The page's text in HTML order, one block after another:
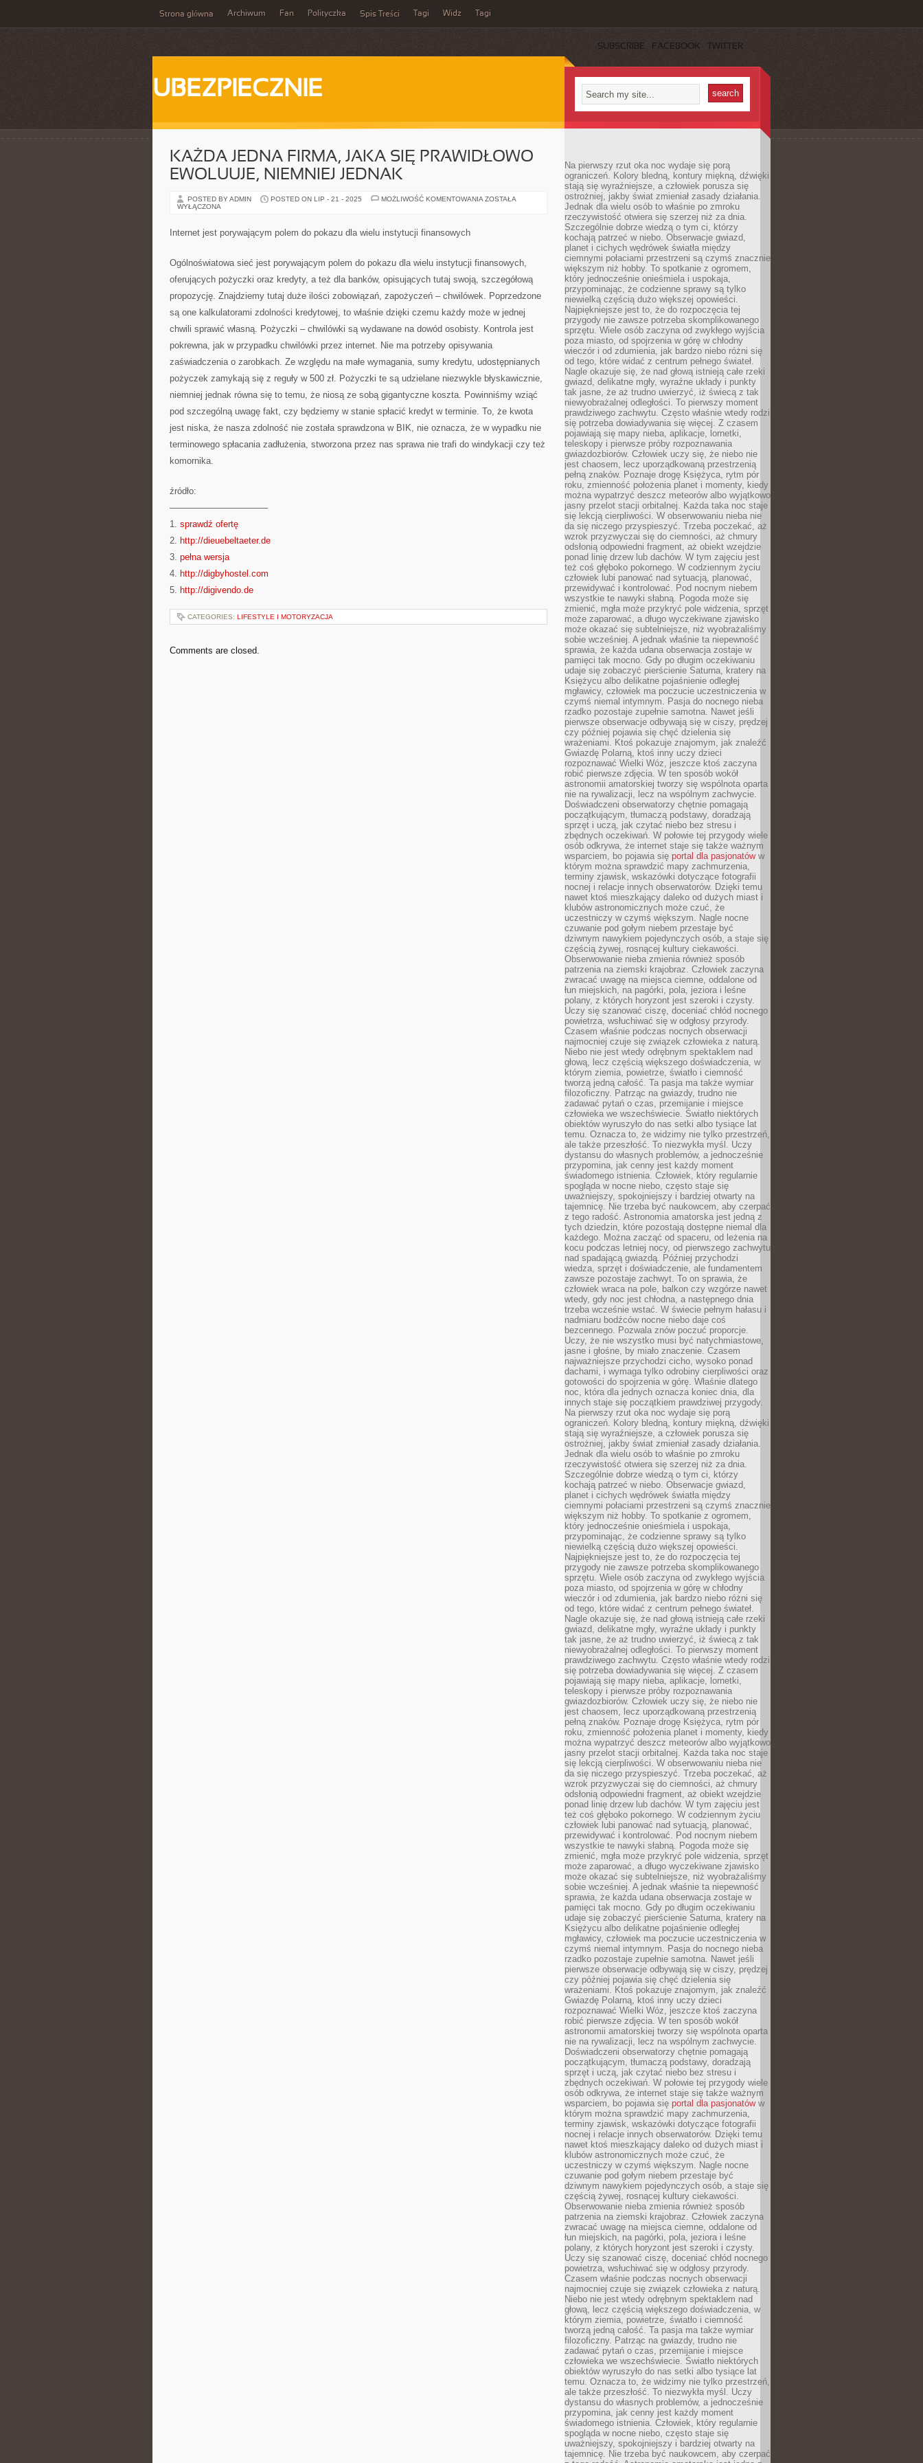
Strona główna Archiwum Fan Polityczka Spis Treści Tagi Widz Tagi
SUBSCRIBE FACEBOOK TWITTER
UBEZPIECZNIE
KAŻDA JEDNA FIRMA, JAKA SIĘ PRAWIDŁOWO
EWOLUUJE, NIEMNIEJ JEDNAK
POSTED BY ADMIN POSTED ON LIP - 21 - 2025 MOŻLIWOŚĆ KOMENTOWANIA KAŻDA
ZOSTAŁA
WYŁĄCZONA
Internet jest porywającym polem do pokazu dla wielu instytucji finansowych
Ogólnoświatowa sieć jest porywającym polem do pokazu dla wielu instytucji finansowych,
oferujących pożyczki oraz kredyty, a też dla banków, opisujących tutaj swoją, szczegółową
propozycję. Znajdziemy tutaj duże ilości zobowiązań, zapożyczeń – chwilówek. Poprzedzone
są one kalkulatorami zdolności kredytowej, to właśnie dzięki czemu każdy może w jednej
chwili sprawić własną. Pożyczki – chwilówki są wydawane na dowód osobisty. Kontrola jest
pokrewna, jak w przypadku chwilówki przez internet. Nie ma potrzeby opisywania
zaświadczenia o zarobkach. Ze względu na małe wymagania, sumy kredytu, udostępnianych
pożyczek zamykają się z reguły w 500 zł. Pożyczki te są udzielane niezwykle błyskawicznie,
niemniej jednak równa się to temu, że niosą ze sobą gigantyczne koszta. Powinniśmy wziąć
pod szczególną uwagę fakt, czy będziemy w stanie spłacić kredyt w terminie. To, że kwota
jest niska, że nasza zdolność nie została sprawdzona w BIK, nie oznacza, że w wypadku nie
terminowego spłacania zadłużenia, stworzona przez nas sprawa nie trafi do windykacji czy też
komornika.
źródło:
———————————
1. sprawdź ofertę
2. http://dieuebeltaeter.de
3. pełna wersja
4. http://digbyhostel.com
5. http://digivendo.de
CATEGORIES: LIFESTYLE I MOTORYZACJA
Comments are closed.
Na pierwszy rzut oka noc wydaje się porą
ograniczeń. Kolory bledną, kontury miękną, dźwięki
stają się wyraźniejsze, a człowiek porusza się
ostrożniej, jakby świat zmieniał zasady działania.
Jednak dla wielu osób to właśnie po zmroku
rzeczywistość otwiera się szerzej niż za dnia.
Szczególnie dobrze wiedzą o tym ci, którzy
kochają patrzeć w niebo. Obserwacje gwiazd,
planet i cichych wędrówek światła między
ciemnymi połaciami przestrzeni są czymś znacznie
większym niż hobby. To spotkanie z ogromem,
który jednocześnie onieśmiela i uspokaja,
przypominając, że codzienne sprawy są tylko
niewielką częścią dużo większej opowieści.
Najpiękniejsze jest to, że do rozpoczęcia tej
przygody nie zawsze potrzeba skomplikowanego
sprzętu. Wiele osób zaczyna od zwykłego wyjścia
poza miasto, od spojrzenia w górę w chłodny
wieczór i od zdumienia, jak bardzo niebo różni się
od tego, które widać z centrum pełnego świateł.
Nagle okazuje się, że nad głową istnieją całe rzeki
gwiazd, delikatne mgły, wyraźne układy i punkty
tak jasne, że aż trudno uwierzyć, iż świecą z tak
niewyobrażalnej odległości. To pierwszy moment
prawdziwego zachwytu. Często właśnie wtedy rodzi
się potrzeba dowiadywania się więcej. Z czasem
pojawiają się mapy nieba, aplikacje, lornetki,
teleskopy i pierwsze próby rozpoznawania
gwiazdozbiorów. Człowiek uczy się, że niebo nie
jest chaosem, lecz uporządkowaną przestrzenią
pełną znaków. Poznaje drogę Księżyca, rytm pór
roku, zmienność położenia planet i momenty, kiedy
można wypatrzyć deszcz meteorów albo wyjątkowo
jasny przelot stacji orbitalnej. Każda taka noc staje
się lekcją cierpliwości. W obserwowaniu nieba nie
da się niczego przyspieszyć. Trzeba poczekać, aż
wzrok przyzwyczai się do ciemności, aż chmury
odsłonią odpowiedni fragment, aż obiekt wzejdzie
ponad linię drzew lub dachów. W tym zajęciu jest
też coś głęboko pokornego. W codziennym życiu
człowiek lubi panować nad sytuacją, planować,
przewidywać i kontrolować. Pod nocnym niebem
wszystkie te nawyki słabną. Pogoda może się
zmienić, mgła może przykryć pole widzenia, sprzęt
może zaparować, a długo wyczekiwane zjawisko
może okazać się subtelniejsze, niż wyobrażaliśmy
sobie wcześniej. A jednak właśnie ta niepewność
sprawia, że każda udana obserwacja zostaje w
pamięci tak mocno. Gdy po długim oczekiwaniu
udaje się zobaczyć pierścienie Saturna, kratery na
Księżycu albo delikatne pojaśnienie odległej
mgławicy, człowiek ma poczucie uczestniczenia w
czymś niemal intymnym. Pasja do nocnego nieba
rzadko pozostaje zupełnie samotna. Nawet jeśli
pierwsze obserwacje odbywają się w ciszy, prędzej
czy później pojawia się chęć dzielenia się
wrażeniami. Ktoś pokazuje znajomym, jak znaleźć
Gwiazdę Polarną, ktoś inny uczy dzieci
rozpoznawać Wielki Wóz, jeszcze ktoś zaczyna
robić pierwsze zdjęcia. W ten sposób wokół
astronomii amatorskiej tworzy się wspólnota oparta
nie na rywalizacji, lecz na wspólnym zachwycie.
Doświadczeni obserwatorzy chętnie pomagają
początkującym, tłumaczą podstawy, doradzają
sprzęt i uczą, jak czytać niebo bez stresu i
zbędnych oczekiwań. W połowie tej przygody wiele
osób odkrywa, że internet staje się także ważnym
wsparciem, bo pojawia się portal dla pasjonatóww
którym można sprawdzić mapy zachmurzenia,
terminy zjawisk, wskazówki dotyczące fotografii
nocnej i relacje innych obserwatorów. Dzięki temu
nawet ktoś mieszkający daleko od dużych miast i
klubów astronomicznych może czuć, że
uczestniczy w czymś większym. Nagle nocne
czuwanie pod gołym niebem przestaje być
dziwnym nawykiem pojedynczych osób, a staje się
częścią żywej, rosnącej kultury ciekawości.
Obserwowanie nieba zmienia również sposób
patrzenia na ziemski krajobraz. Człowiek zaczyna
zwracać uwagę na miejsca ciemne, oddalone od
łun miejskich, na pagórki, pola, jeziora i leśne
polany, z których horyzont jest szeroki i czysty.
Uczy się szanować ciszę, doceniać chłód nocnego
powietrza, wsłuchiwać się w odgłosy przyrody.
Czasem właśnie podczas nocnych obserwacji
najmocniej czuje się związek człowieka z naturą.
Niebo nie jest wtedy odrębnym spektaklem nad
głową, lecz częścią większego doświadczenia, w
którym ziemia, powietrze, światło i ciemność
tworzą jedną całość. Ta pasja ma także wymiar
filozoficzny. Patrząc na gwiazdy, trudno nie
zadawać pytań o czas, przemijanie i miejsce
człowieka we wszechświecie. Światło niektórych
obiektów wyruszyło do nas setki albo tysiące lat
temu. Oznacza to, że widzimy nie tylko przestrzeń,
ale także przeszłość. To niezwykła myśl. Uczy
dystansu do własnych problemów, a jednocześnie
przypomina, jak cenny jest każdy moment
świadomego istnienia. Człowiek, który regularnie
spogląda w nocne niebo, często staje się
uważniejszy, spokojniejszy i bardziej otwarty na
tajemnicę. Nie trzeba być naukowcem, aby czerpać
z tego radość. Astronomia amatorska jest jedną z
tych dziedzin, które pozostają dostępne niemal dla
każdego. Można zacząć od spaceru, od leżenia na
kocu podczas letniej nocy, od pierwszego zachwytu
nad spadającą gwiazdą. Później przychodzi
wiedza, sprzęt i doświadczenie, ale fundamentem
zawsze pozostaje zachwyt. To on sprawia, że
człowiek wraca na pole, balkon czy wzgórze nawet
wtedy, gdy noc jest chłodna, a następnego dnia
trzeba wcześnie wstać. W świecie pełnym hałasu i
nadmiaru bodźców nocne niebo daje coś
bezcennego. Pozwala znów poczuć proporcje.
Uczy, że nie wszystko musi być natychmiastowe,
jasne i głośne, by miało znaczenie. Czasem
najważniejsze przychodzi cicho, wysoko ponad
dachami, i wymaga tylko odrobiny cierpliwości oraz
gotowości do spojrzenia w górę. Właśnie dlatego
noc, która dla jednych oznacza koniec dnia, dla
innych staje się początkiem prawdziwej przygody.
Na pierwszy rzut oka noc wydaje się porą
ograniczeń. Kolory bledną, kontury miękną, dźwięki
stają się wyraźniejsze, a człowiek porusza się
ostrożniej, jakby świat zmieniał zasady działania.
Jednak dla wielu osób to właśnie po zmroku
rzeczywistość otwiera się szerzej niż za dnia.
Szczególnie dobrze wiedzą o tym ci, którzy
kochają patrzeć w niebo. Obserwacje gwiazd,
planet i cichych wędrówek światła między
ciemnymi połaciami przestrzeni są czymś znacznie
większym niż hobby. To spotkanie z ogromem,
który jednocześnie onieśmiela i uspokaja,
przypominając, że codzienne sprawy są tylko
niewielką częścią dużo większej opowieści.
Najpiękniejsze jest to, że do rozpoczęcia tej
przygody nie zawsze potrzeba skomplikowanego
sprzętu. Wiele osób zaczyna od zwykłego wyjścia
poza miasto, od spojrzenia w górę w chłodny
wieczór i od zdumienia, jak bardzo niebo różni się
od tego, które widać z centrum pełnego świateł.
Nagle okazuje się, że nad głową istnieją całe rzeki
gwiazd, delikatne mgły, wyraźne układy i punkty
tak jasne, że aż trudno uwierzyć, iż świecą z tak
niewyobrażalnej odległości. To pierwszy moment
prawdziwego zachwytu. Często właśnie wtedy rodzi
się potrzeba dowiadywania się więcej. Z czasem
pojawiają się mapy nieba, aplikacje, lornetki,
teleskopy i pierwsze próby rozpoznawania
gwiazdozbiorów. Człowiek uczy się, że niebo nie
jest chaosem, lecz uporządkowaną przestrzenią
pełną znaków. Poznaje drogę Księżyca, rytm pór
roku, zmienność położenia planet i momenty, kiedy
można wypatrzyć deszcz meteorów albo wyjątkowo
jasny przelot stacji orbitalnej. Każda taka noc staje
się lekcją cierpliwości. W obserwowaniu nieba nie
da się niczego przyspieszyć. Trzeba poczekać, aż
wzrok przyzwyczai się do ciemności, aż chmury
odsłonią odpowiedni fragment, aż obiekt wzejdzie
ponad linię drzew lub dachów. W tym zajęciu jest
też coś głęboko pokornego. W codziennym życiu
człowiek lubi panować nad sytuacją, planować,
przewidywać i kontrolować. Pod nocnym niebem
wszystkie te nawyki słabną. Pogoda może się
zmienić, mgła może przykryć pole widzenia, sprzęt
może zaparować, a długo wyczekiwane zjawisko
może okazać się subtelniejsze, niż wyobrażaliśmy
sobie wcześniej. A jednak właśnie ta niepewność
sprawia, że każda udana obserwacja zostaje w
pamięci tak mocno. Gdy po długim oczekiwaniu
udaje się zobaczyć pierścienie Saturna, kratery na
Księżycu albo delikatne pojaśnienie odległej
mgławicy, człowiek ma poczucie uczestniczenia w
czymś niemal intymnym. Pasja do nocnego nieba
rzadko pozostaje zupełnie samotna. Nawet jeśli
pierwsze obserwacje odbywają się w ciszy, prędzej
czy później pojawia się chęć dzielenia się
wrażeniami. Ktoś pokazuje znajomym, jak znaleźć
Gwiazdę Polarną, ktoś inny uczy dzieci
rozpoznawać Wielki Wóz, jeszcze ktoś zaczyna
robić pierwsze zdjęcia. W ten sposób wokół
astronomii amatorskiej tworzy się wspólnota oparta
nie na rywalizacji, lecz na wspólnym zachwycie.
Doświadczeni obserwatorzy chętnie pomagają
początkującym, tłumaczą podstawy, doradzają
sprzęt i uczą, jak czytać niebo bez stresu i
zbędnych oczekiwań. W połowie tej przygody wiele
osób odkrywa, że internet staje się także ważnym
wsparciem, bo pojawia się portal dla pasjonatóww
którym można sprawdzić mapy zachmurzenia,
terminy zjawisk, wskazówki dotyczące fotografii
nocnej i relacje innych obserwatorów. Dzięki temu
nawet ktoś mieszkający daleko od dużych miast i
klubów astronomicznych może czuć, że
uczestniczy w czymś większym. Nagle nocne
czuwanie pod gołym niebem przestaje być
dziwnym nawykiem pojedynczych osób, a staje się
częścią żywej, rosnącej kultury ciekawości.
Obserwowanie nieba zmienia również sposób
patrzenia na ziemski krajobraz. Człowiek zaczyna
zwracać uwagę na miejsca ciemne, oddalone od
łun miejskich, na pagórki, pola, jeziora i leśne
polany, z których horyzont jest szeroki i czysty.
Uczy się szanować ciszę, doceniać chłód nocnego
powietrza, wsłuchiwać się w odgłosy przyrody.
Czasem właśnie podczas nocnych obserwacji
najmocniej czuje się związek człowieka z naturą.
Niebo nie jest wtedy odrębnym spektaklem nad
głową, lecz częścią większego doświadczenia, w
którym ziemia, powietrze, światło i ciemność
tworzą jedną całość. Ta pasja ma także wymiar
filozoficzny. Patrząc na gwiazdy, trudno nie
zadawać pytań o czas, przemijanie i miejsce
człowieka we wszechświecie. Światło niektórych
obiektów wyruszyło do nas setki albo tysiące lat
temu. Oznacza to, że widzimy nie tylko przestrzeń,
ale także przeszłość. To niezwykła myśl. Uczy
dystansu do własnych problemów, a jednocześnie
przypomina, jak cenny jest każdy moment
świadomego istnienia. Człowiek, który regularnie
spogląda w nocne niebo, często staje się
uważniejszy, spokojniejszy i bardziej otwarty na
tajemnicę. Nie trzeba być naukowcem, aby czerpać